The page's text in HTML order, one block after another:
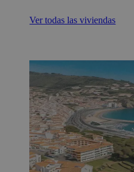
Ver todas las viviendas